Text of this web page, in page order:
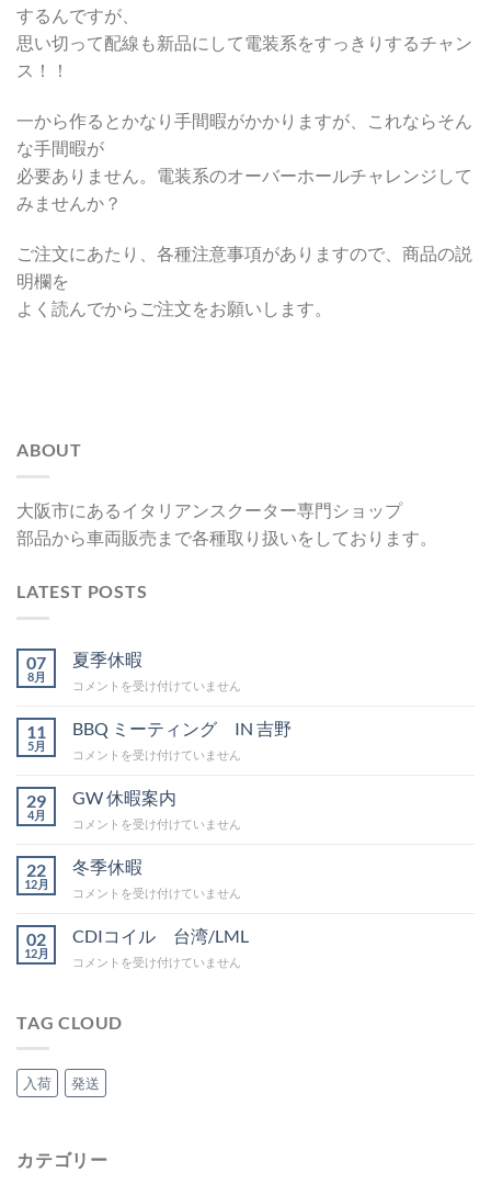
するんですが、
思い切って配線も新品にして電装系をすっきりするチャン
ス！！
一から作るとかなり手間暇がかかりますが、これならそん
な手間暇が
必要ありません。電装系のオーバーホールチャレンジして
みませんか？
ご注文にあたり、各種注意事項がありますので、商品の説
明欄を
よく読んでからご注文をお願いします。
ABOUT
大阪市にあるイタリアンスクーター専門ショップ
部品から車両販売まで各種取り扱いをしております。
LATEST POSTS
07
8月
夏季休暇
夏
休
暇
は
コメントを受け付けていません
11
5月
BBQ ミーティング IN 吉野
BBQ
ー
テ
ィ
グ
吉
は
コメントを受け付けていません
29
4月
GW 休暇案内
GW
暇
案
内
コメントを受け付けていません
22
12月
冬季休暇
冬
休
暇
は
コメントを受け付けていません
02
12月
CDIコイル 台湾/LML
CDI
ル
は
コメントを受け付けていません
TAG CLOUD
入荷 発送
カテゴリー